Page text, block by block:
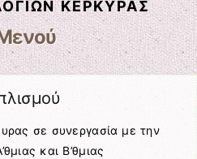
ΚΈΡΚΥΡΑΣ
σε συνεργασία με την
και Β’θμιας